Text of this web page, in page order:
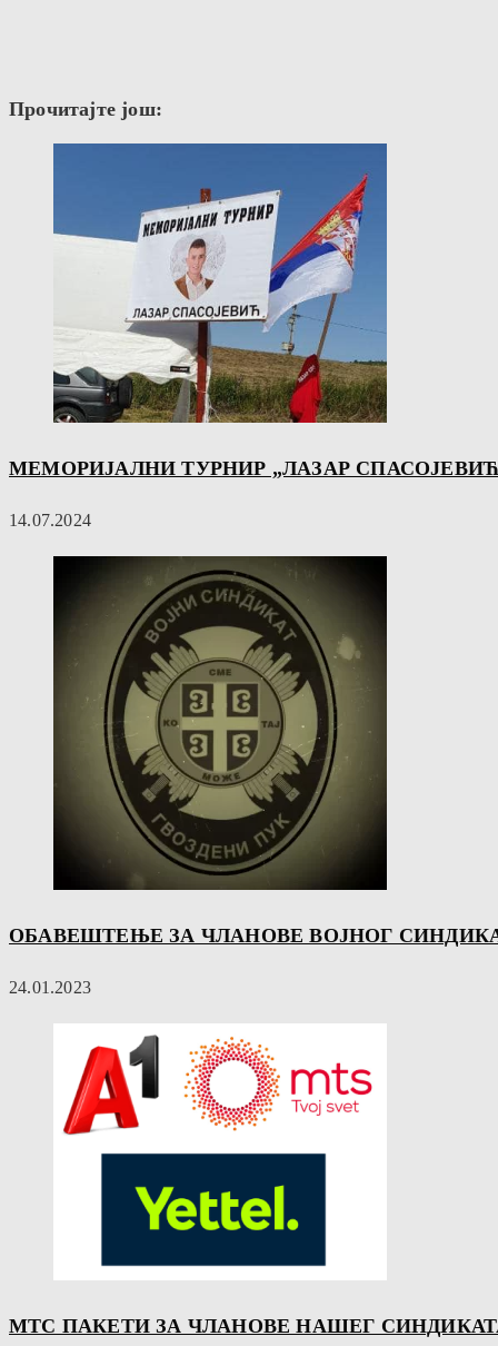
Прочитајте још:
МЕМОРИЈАЛНИ ТУРНИР „ЛАЗАР
14.07.2024
ОБАВЕШТЕЊЕ ЗА ЧЛАНОВЕ ВОЈНОГ
24.01.2023
МТС ПАКЕТИ ЗА ЧЛАНОВЕ НАШЕГ